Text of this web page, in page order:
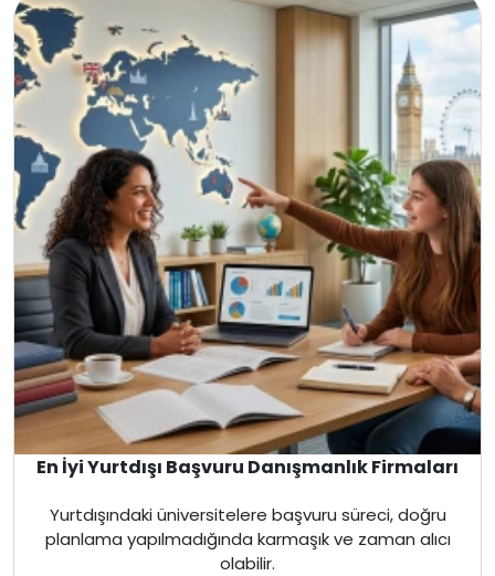
En İyi Yurtdışı Başvuru Danışmanlık Firmaları
Yurtdışındaki üniversitelere başvuru süreci, doğru
planlama yapılmadığında karmaşık ve zaman alıcı
olabilir.